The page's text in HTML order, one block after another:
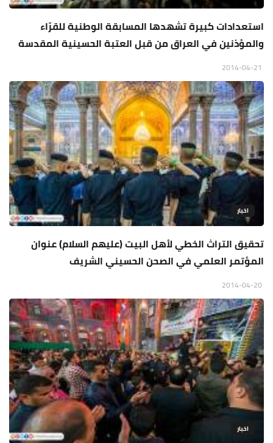
استعدادات كبيرة تشهدها المسابقة الوطنية للقرّاء
والمؤذنين في العراق من قبل العتبة الحسينية المقدسة
اخبار
تحقيق التراث الخطي لأهل البيت (عليهم السلام) عنوان
المؤتمر العلمي في الصحن الحسيني الشريف
اخبار